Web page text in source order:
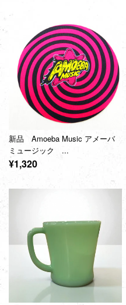
新品 Amoeba Music アメーバ
ミュージック ...
通
価
¥1,320